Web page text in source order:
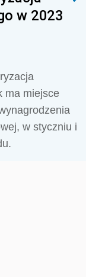
w 2023
ma miejsce
w styczniu i